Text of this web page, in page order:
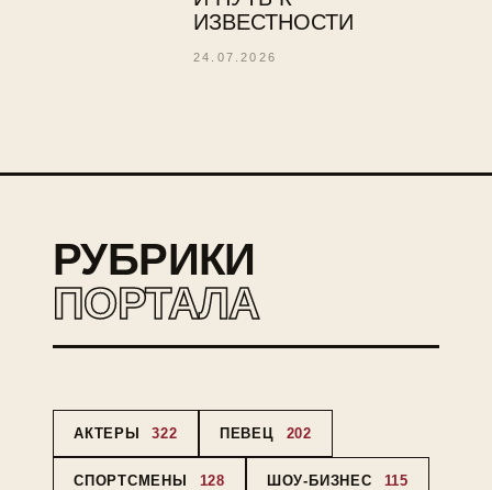
ИЗВЕСТНОСТИ
24.07.2026
РУБРИКИ
ПОРТАЛА
АКТЕРЫ 322 ПЕВЕЦ 202
СПОРТСМЕНЫ 128 ШОУ-БИЗНЕС 115